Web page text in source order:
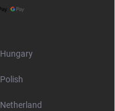
Hungary
Polish
Netherland